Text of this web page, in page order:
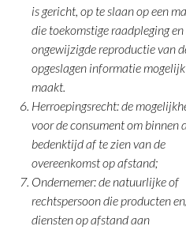
is gericht, op te slaan op een
die toekomstige raadpleging en
ongewijzigde reproductie van
opgeslagen informatie mogelijk
maakt.
Herroepingsrecht: de
voor de consument om binnen
bedenktijd af te zien van de
overeenkomst op afstand;
Ondernemer: de natuurlijke of
rechtspersoon die producten
diensten op afstand aan